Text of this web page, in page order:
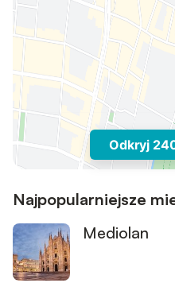
Odkryj
Najpopularniejsze
Mediolan